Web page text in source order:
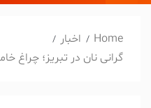
Home
اخبار
گرانی نان در تبریز؛ چراغ